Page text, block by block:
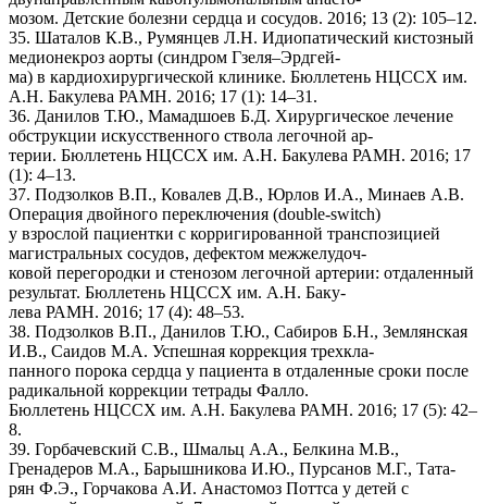
мозом. Детские болезни сердца и сосудов. 2016; 13 (2): 105–12.
35. Шаталов К.В., Румянцев Л.Н. Идиопатический кистозный
медионекроз аорты (синдром Гзеля–Эрдгей-
ма) в кардиохирургической клинике. Бюллетень НЦССХ им.
А.Н. Бакулева РАМН. 2016; 17 (1): 14–31.
36. Данилов Т.Ю., Мамадшоев Б.Д. Хирургическое лечение
обструкции искусственного ствола легочной ар-
терии. Бюллетень НЦССХ им. А.Н. Бакулева РАМН. 2016; 17
(1): 4–13.
37. Подзолков В.П., Ковалев Д.В., Юрлов И.А., Минаев А.В.
Операция двойного переключения (double-switch)
у взрослой пациентки с корригированной транспозицией
магистральных сосудов, дефектом межжелудоч-
ковой перегородки и стенозом легочной артерии: отдаленный
результат. Бюллетень НЦССХ им. А.Н. Баку-
лева РАМН. 2016; 17 (4): 48–53.
38. Подзолков В.П., Данилов Т.Ю., Сабиров Б.Н., Землянская
И.В., Саидов М.А. Успешная коррекция трехкла-
панного порока сердца у пациента в отдаленные сроки после
радикальной коррекции тетрады Фалло.
Бюллетень НЦССХ им. А.Н. Бакулева РАМН. 2016; 17 (5): 42–
8.
39. Горбачевский С.В., Шмальц А.А., Белкина М.В.,
Гренадеров М.А., Барышникова И.Ю., Пурсанов М.Г., Тата-
рян Ф.Э., Горчакова А.И. Анастомоз Поттса у детей с